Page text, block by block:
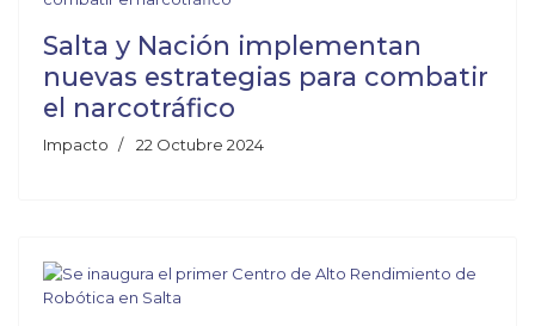
Salta y Nación implementan
nuevas estrategias para combatir
el narcotráfico
Impacto 22 Octubre 2024